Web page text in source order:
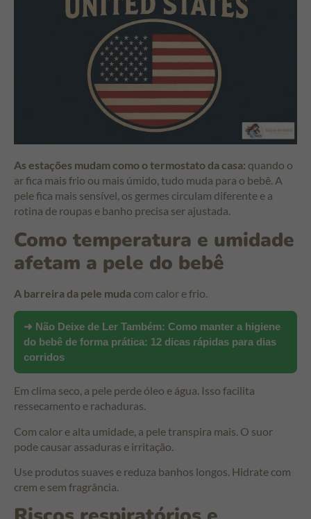
As estações mudam como o termostato da casa: quando o
ar fica mais frio ou mais úmido, tudo muda para o bebê. A
pele fica mais sensível, os germes circulam diferente e a
rotina de roupas e banho precisa ser ajustada.
Como temperatura e umidade
afetam a pele do bebê
A barreira da pele muda com calor e frio.
➜ Não Deixe de Ler Também: Como manter a higiene
do bebê de forma prática: 12 dicas rápidas para dias
corridos
Em clima seco, a pele perde óleo e água. Isso facilita
ressecamento e rachaduras.
Com calor e alta umidade, a pele transpira mais. O suor
pode causar assaduras e irritação.
Use produtos suaves e reduza banhos longos. Hidrate com
crem e sem fragrância.